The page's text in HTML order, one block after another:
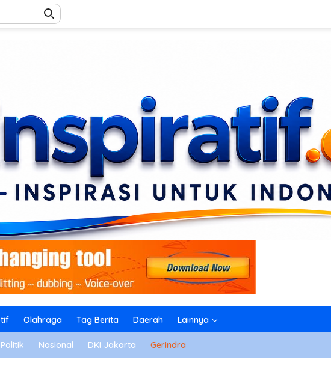
Olahraga Tag Berita Daerah Lainnya
Politik Nasional DKI Jakarta Gerindra